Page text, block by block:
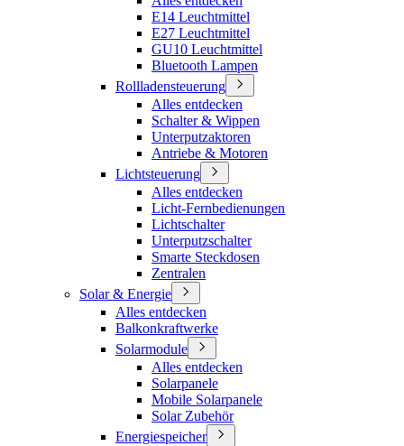
E14 Leuchtmittel
E27 Leuchtmittel
GU10 Leuchtmittel
Bluetooth Lampen
Rollladensteuerung
Alles entdecken
Schalter & Wippen
Unterputzaktoren
Antriebe & Motoren
Lichtsteuerung
Alles entdecken
Licht-Fernbedienungen
Lichtschalter
Unterputzschalter
Smarte Steckdosen
Zentralen
Solar & Energie
Alles entdecken
Balkonkraftwerke
Solarmodule
Alles entdecken
Solarpanele
Mobile Solarpanele
Solar Zubehör
Energiespeicher